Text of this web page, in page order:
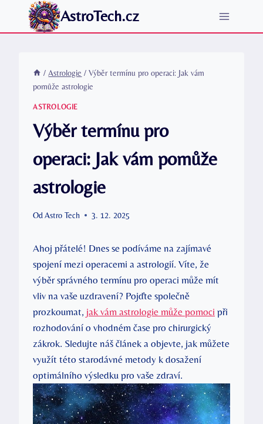
Přeskočit
AstroTech.cz
/ Astrologie / Výběr termínu pro operaci: Jak vám
pomůže astrologie
ASTROLOGIE
Výběr termínu pro
operaci: Jak vám pomůže
astrologie
Od Astro Tech 3. 12. 2025
Ahoj přátelé! Dnes se podíváme na zajímavé
spojení mezi operacemi a astrologií. Víte, že
výběr správného termínu pro operaci může mít
vliv na vaše uzdravení? Pojďte společně
prozkoumat, jak vám astrologie může pomoci při
rozhodování o vhodném čase pro chirurgický
zákrok. Sledujte náš článek a objevte, jak můžete
využít této starodávné metody k dosažení
optimálního výsledku pro vaše zdraví.